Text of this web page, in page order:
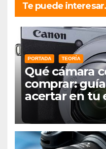
Te puede
PORTADA TEORÍA
Qué cámara
comprar:
acertar en tu